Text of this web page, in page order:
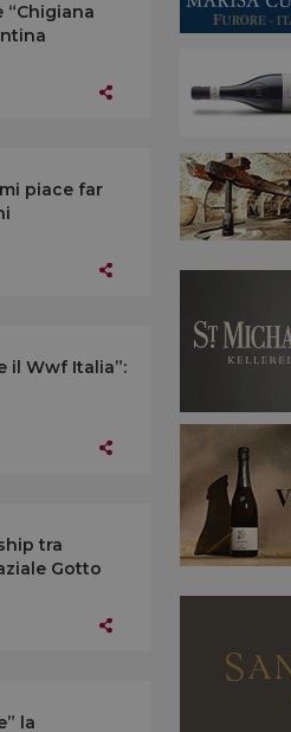
“Chigiana
piace far
il Wwf Italia”:
tra
Gotto
la